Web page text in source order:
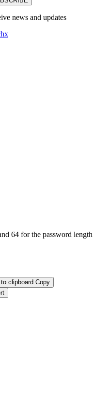
news and updates
64 for the password length
Copy